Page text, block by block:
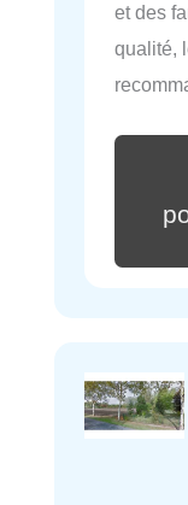
et des
qualité,